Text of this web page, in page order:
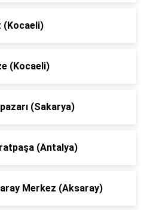
(Kocaeli)
(Kocaeli)
(Sakarya)
(Antalya)
Merkez (Aksaray)